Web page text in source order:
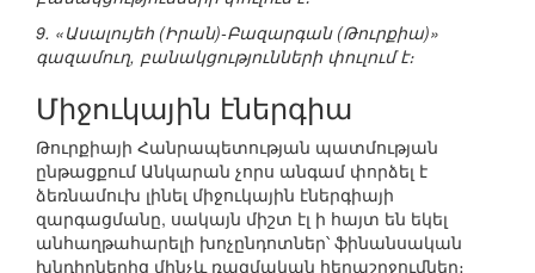
9. «Ասալույեհ (Իրան)-Բազարգան (Թուրքիա)»
գազամուղ, բանակցությունների փուլում է։
Միջուկային էներգիա
Թուրքիայի Հանրապետության պատմության
ընթացքում Անկարան չորս անգամ փորձել է
ձեռնամուխ լինել միջուկային էներգիայի
զարգացմանը, սակայն միշտ էլ ի հայտ են եկել
անհաղթահարելի խոչընդոտներ՝ ֆինանսական
խնդիրներից մինչև ռազմական հեղաշրջումներ։